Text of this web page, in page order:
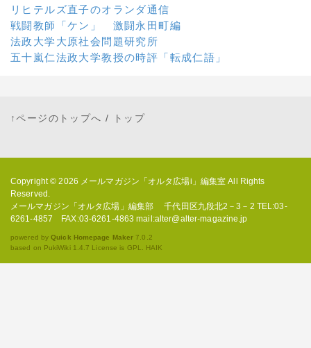
リヒテルズ直子のオランダ通信
戦闘教師「ケン」 激闘永田町編
法政大学大原社会問題研究所
五十嵐仁法政大学教授の時評「転成仁語」
↑ページのトップへ / トップ
Copyright © 2026 メールマガジン「オルタ広場i」編集室 All Rights
Reserved.
メールマガジン「オルタ広場」編集部 千代田区九段北2－3－2 TEL:03-
6261-4857 FAX:03-6261-4863 mail:alter@alter-magazine.jp
powered byQuick Homepage Maker 7.0.2
based on PukiWiki 1.4.7 License is GPL. HAIK